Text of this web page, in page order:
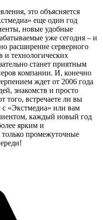
это объясняется
еще один год
новые удобные
уже сегодня – и
расширение серверного
и технологических
станет приятным
компании. И, конечно
ждет от 2006 года
знакомств и просто
того, встречаете ли вы
с «Экстмедиа» или вам
каждый новый год
ярким и
промежуточные